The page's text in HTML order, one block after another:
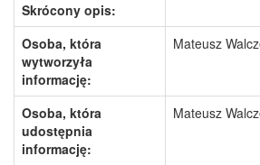
Skrócony opis:
Osoba, która
wytworzyła
informację:
Mateusz
Osoba, która
udostępnia
informację:
Mateusz